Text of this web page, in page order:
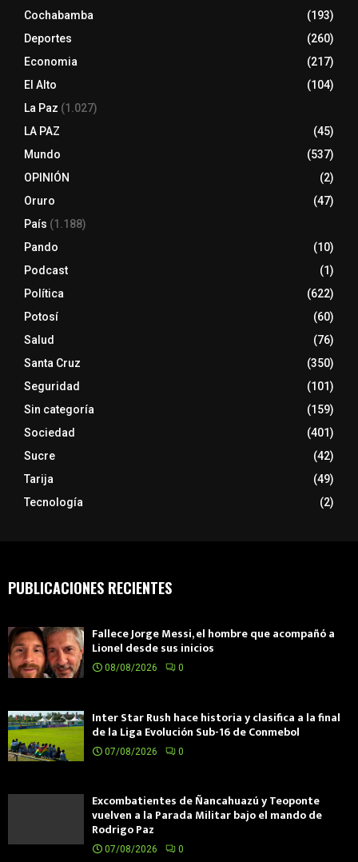
Cochabamba
(193)
Deportes
(260)
Economia
(217)
El Alto
(104)
La Paz (1.027)
LA PAZ
(45)
Mundo
(537)
OPINIÓN
(2)
Oruro
(47)
País (1.188)
Pando
(10)
Podcast
(1)
Política
(622)
Potosí
(60)
Salud
(76)
Santa Cruz
(350)
Seguridad
(101)
Sin categoría
(159)
Sociedad
(401)
Sucre
(42)
Tarija
(49)
Tecnología
(2)
PUBLICACIONES RECIENTES
Fallece Jorge Messi, el hombre que acompañó a
Lionel desde sus inicios
08/08/2026 0
Inter Star Rush hace historia y clasifica a la final
de la Liga Evolución Sub-16 de Conmebol
07/08/2026 0
Excombatientes de Ñancahuazú y Teoponte
vuelven a la Parada Militar bajo el mando de
Rodrigo Paz
07/08/2026 0